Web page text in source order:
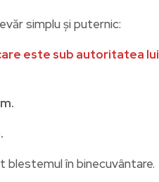
simplu și puternic:
este sub autoritatea lui
în binecuvântare.